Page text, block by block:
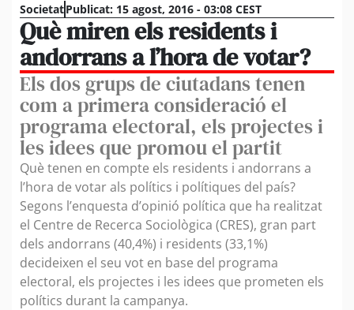
SocietatPublicat: 15 agost, 2016 - 03:08 CEST
Què miren els residents i
andorrans a l’hora de votar?
Els dos grups de ciutadans tenen
com a primera consideració el
programa electoral, els projectes i
les idees que promou el partit
Què tenen en compte els residents i andorrans a
l’hora de votar als polítics i polítiques del país?
Segons l’enquesta d’opinió política que ha realitzat
el Centre de Recerca Sociològica (CRES), gran part
dels andorrans (40,4%) i residents (33,1%)
decideixen el seu vot en base del programa
electoral, els projectes i les idees que prometen els
polítics durant la campanya.